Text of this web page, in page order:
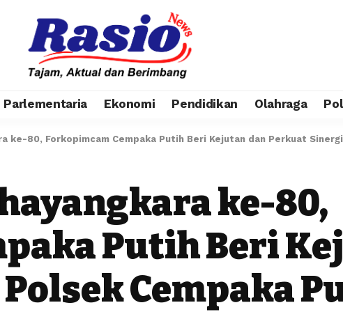
Parlementaria Ekonomi Pendidikan Olahraga
ke-80, Forkopimcam Cempaka Putih Beri Kejutan dan Perkuat
ke-80,
Putih Beri
Cempaka